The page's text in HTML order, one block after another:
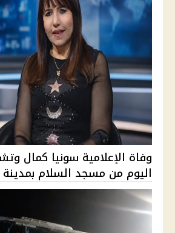
وفاة الإعلامية سونيا كمال
اليوم من مسجد السلام